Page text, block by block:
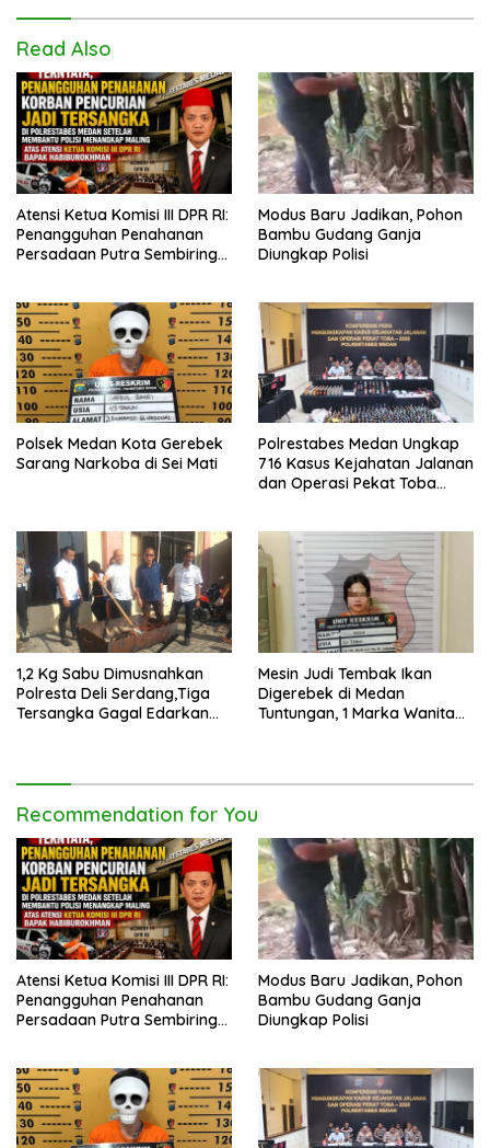
Read Also
Atensi Ketua Komisi III DPR RI:
Penangguhan Penahanan
Persadaan Putra Sembiring
Modus Baru Jadikan, Pohon
Bambu Gudang Ganja
Diungkap Polisi
Polsek Medan Kota Gerebek
Sarang Narkoba di Sei Mati
Polrestabes Medan Ungkap
716 Kasus Kejahatan Jalanan
dan Operasi Pekat Toba
1,2 Kg Sabu Dimusnahkan
Polresta Deli Serdang,Tiga
Tersangka Gagal Edarkan
Mesin Judi Tembak Ikan
Digerebek di Medan
Tuntungan, 1 Marka Wanita
Recommendation for You
Atensi Ketua Komisi III DPR RI:
Penangguhan Penahanan
Persadaan Putra Sembiring
Modus Baru Jadikan, Pohon
Bambu Gudang Ganja
Diungkap Polisi